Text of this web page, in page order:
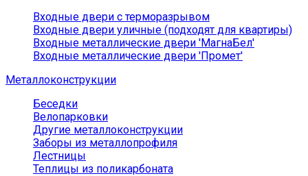
Входные двери с терморазрывом
Входные двери уличные (подходят для квартиры)
Входные металлические двери 'МагнаБел'
Входные металлические двери 'Промет'
Металлоконструкции
Беседки
Велопарковки
Другие металлоконструкции
Заборы из металлопрофиля
Лестницы
Теплицы из поликарбоната